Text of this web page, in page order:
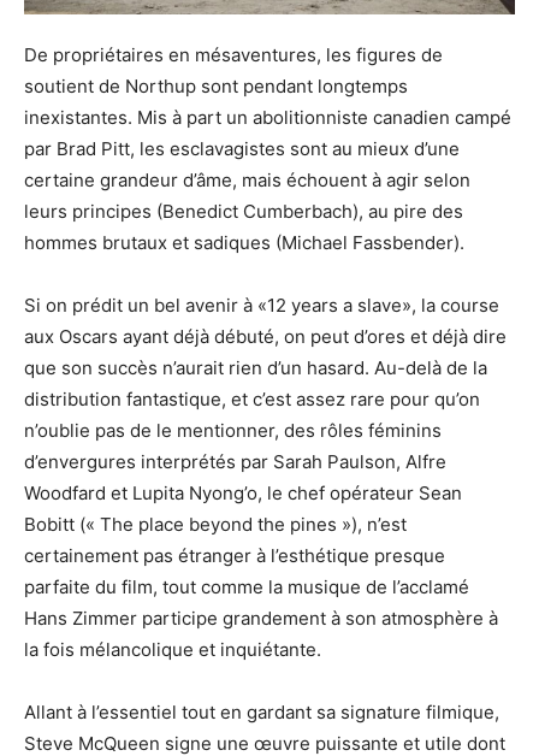
De propriétaires en mésaventures, les figures de
soutient de Northup sont pendant longtemps
inexistantes. Mis à part un abolitionniste canadien campé
par Brad Pitt, les esclavagistes sont au mieux d’une
certaine grandeur d’âme, mais échouent à agir selon
leurs principes (Benedict Cumberbach), au pire des
hommes brutaux et sadiques (Michael Fassbender).
Si on prédit un bel avenir à «12 years a slave», la course
aux Oscars ayant déjà débuté, on peut d’ores et déjà dire
que son succès n’aurait rien d’un hasard. Au-delà de la
distribution fantastique, et c’est assez rare pour qu’on
n’oublie pas de le mentionner, des rôles féminins
d’envergures interprétés par Sarah Paulson, Alfre
Woodfard et Lupita Nyong’o, le chef opérateur Sean
Bobitt (« The place beyond the pines »), n’est
certainement pas étranger à l’esthétique presque
parfaite du film, tout comme la musique de l’acclamé
Hans Zimmer participe grandement à son atmosphère à
la fois mélancolique et inquiétante.
Allant à l’essentiel tout en gardant sa signature filmique,
Steve McQueen signe une œuvre puissante et utile dont